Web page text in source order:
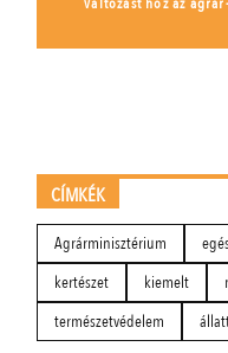
CÍMKÉK
Agrárminisztérium
kertészet
kiemelt
természetvédelem